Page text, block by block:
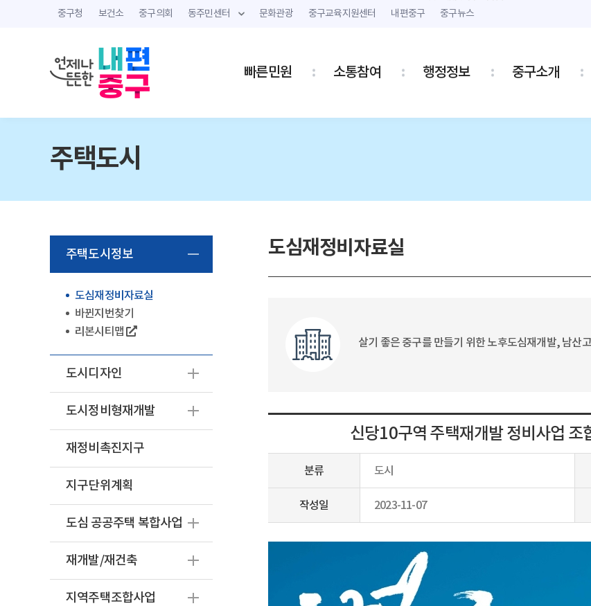
중구청 보건소 중구의회 동주민센터 문화관광 중구교육지원센터 내편중구 중구뉴스
빠른민원 소통참여 행정정보 중구소개
주택도시
주택도시정보
도심재정비자료실
바뀐지번찾기
리본시티맵
도시디자인
도시정비형재개발
재정비촉진지구
지구단위계획
도심 공공주택 복합사업
재개발/재건축
지역주택조합사업
도심재정비자료실
살기 좋은 중구를 만들기 위한 노후도심재개발, 남산
신당10구역 주택재개발 정비사업
분류 도시
작성일 2023-11-07